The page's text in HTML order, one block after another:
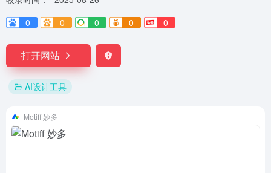
0
0 0 0 0
打开网站
AI设计工具
Motiff 妙多